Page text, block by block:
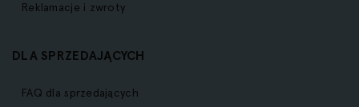
Reklamacje i zwroty
DLA SPRZEDAJĄCYCH
FAQ dla sprzedających